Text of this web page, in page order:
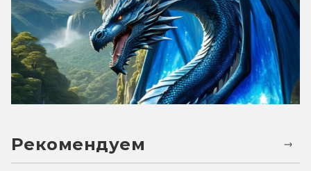
Рекомендуем